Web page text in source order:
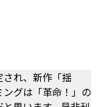
され、新作「揺
グは「革命！」の